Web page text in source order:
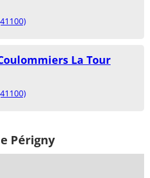
La Tour
Périgny